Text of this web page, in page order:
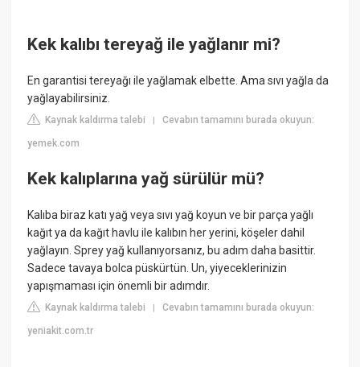
Kek kalıbı tereyağ ile yağlanır mi?
En garantisi tereyağı ile yağlamak elbette. Ama sıvı yağla da
yağlayabilirsiniz.
Kaynak kaldırma talebi |Cevabın tamamını burada okuyun:
yemek.com
Kek kalıplarına yağ sürülür mü?
Kalıba biraz katı yağ veya sıvı yağ koyun ve bir parça yağlı
kağıt ya da kağıt havlu ile kalıbın her yerini, köşeler dahil
yağlayın. Sprey yağ kullanıyorsanız, bu adım daha basittir.
Sadece tavaya bolca püskürtün. Un, yiyeceklerinizin
yapışmaması için önemli bir adımdır.
Kaynak kaldırma talebi |Cevabın tamamını burada okuyun:
yeniakit.com.tr